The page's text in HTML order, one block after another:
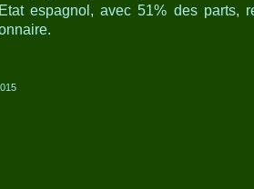
espagnol, avec 51% des parts,